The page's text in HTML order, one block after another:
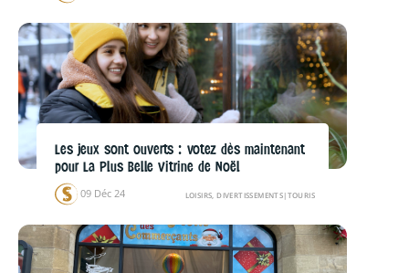
Les jeux sont ouverts : votez dès maintenant
pour La Plus Belle Vitrine de Noël
09 Déc 24 LOISIRS, DIVERTISSEMENTS|TOURISME